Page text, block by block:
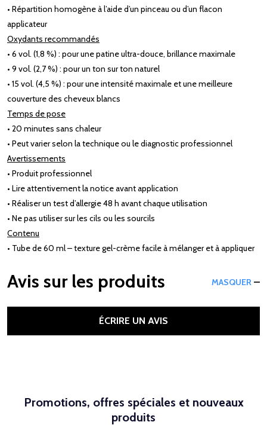
• Répartition homogène à l’aide d’un pinceau ou d’un flacon
applicateur
Oxydants recommandés
• 6 vol. (1,8 %) : pour une patine ultra-douce, brillance maximale
• 9 vol. (2,7 %) : pour un ton sur ton naturel
• 15 vol. (4,5 %) : pour une intensité maximale et une meilleure
couverture des cheveux blancs
Temps de pose
• 20 minutes sans chaleur
• Peut varier selon la technique ou le diagnostic professionnel
Avertissements
• Produit professionnel
• Lire attentivement la notice avant application
• Réaliser un test d’allergie 48 h avant chaque utilisation
• Ne pas utiliser sur les cils ou les sourcils
Contenu
• Tube de 60 ml – texture gel-crème facile à mélanger et à appliquer
Avis sur les produits MASQUER
ÉCRIRE UN AVIS
Promotions, offres spéciales et nouveaux
produits